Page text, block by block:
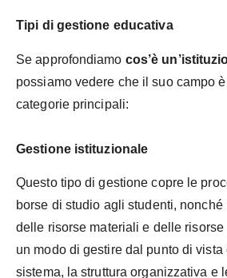
Tipi di gestione educativa
Se approfondiamo cos’è
possiamo vedere che il suo campo
categorie principali:
Gestione istituzionale
Questo tipo di gestione copre le
borse di studio agli studenti, nonché
delle risorse materiali e delle risorse
un modo di gestire dal punto di
sistema, la struttura organizzativa e